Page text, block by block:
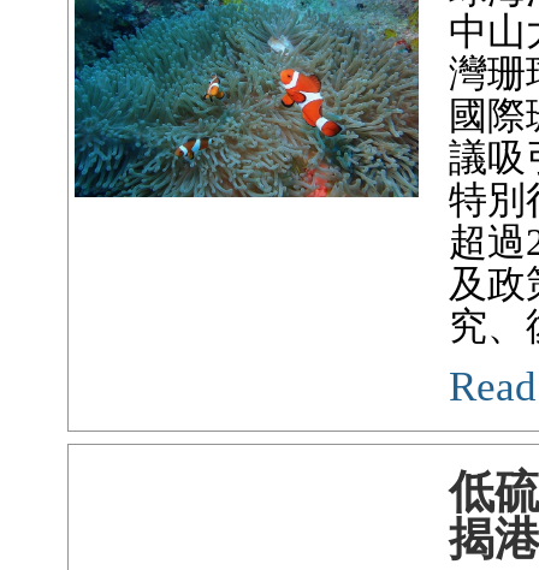
中山
灣珊
國
議吸
特別
超過
及政
究、
低
揭